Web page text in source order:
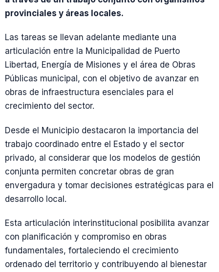
provinciales y áreas locales.
Las tareas se llevan adelante mediante una
articulación entre la Municipalidad de Puerto
Libertad, Energía de Misiones y el área de Obras
Públicas municipal, con el objetivo de avanzar en
obras de infraestructura esenciales para el
crecimiento del sector.
Desde el Municipio destacaron la importancia del
trabajo coordinado entre el Estado y el sector
privado, al considerar que los modelos de gestión
conjunta permiten concretar obras de gran
envergadura y tomar decisiones estratégicas para el
desarrollo local.
Esta articulación interinstitucional posibilita avanzar
con planificación y compromiso en obras
fundamentales, fortaleciendo el crecimiento
ordenado del territorio y contribuyendo al bienestar